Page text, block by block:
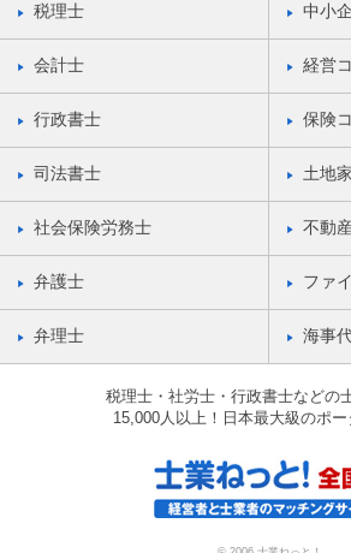
税理士 中小
会計士 経営
行政書士 保険
司法書士 土地
社会保険労務士 不動
弁護士 ファ
弁理士 海事
税理士・社労士・行政書士などの
15,000人以上！日本最大級のポー